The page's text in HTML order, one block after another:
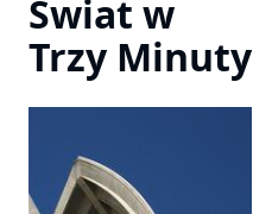
Swiat w
Trzy Minuty